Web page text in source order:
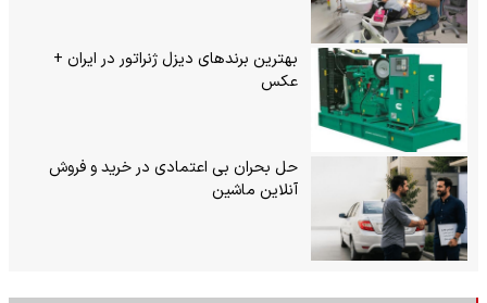
بهترین برندهای دیزل ژنراتور در ایران +
عکس
حل بحران بی‌ اعتمادی در خرید و فروش
آنلاین ماشین